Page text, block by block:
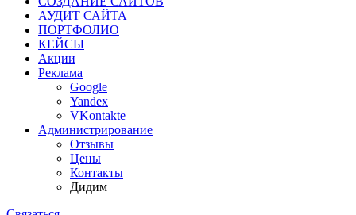
АУДИТ САЙТА
ПОРТФОЛИО
КЕЙСЫ
Акции
Реклама
Google
Yandex
VKontakte
Администрирование
Отзывы
Цены
Контакты
Дидим